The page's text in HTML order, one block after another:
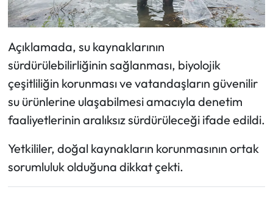
Açıklamada, su kaynaklarının
sürdürülebilirliğinin sağlanması, biyolojik
çeşitliliğin korunması ve vatandaşların güvenilir
su ürünlerine ulaşabilmesi amacıyla denetim
faaliyetlerinin aralıksız sürdürüleceği ifade edildi.
Yetkililer, doğal kaynakların korunmasının ortak
sorumluluk olduğuna dikkat çekti.
Yerel Haberler